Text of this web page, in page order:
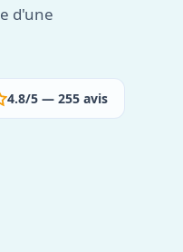
d'une
4.8/5 — 255 avis